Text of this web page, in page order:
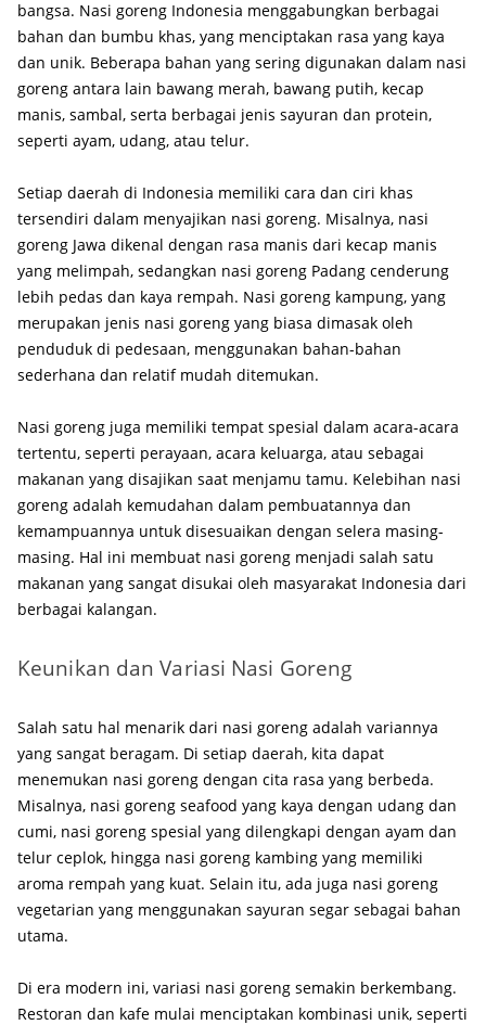
bangsa. Nasi goreng Indonesia menggabungkan berbagai
bahan dan bumbu khas, yang menciptakan rasa yang kaya
dan unik. Beberapa bahan yang sering digunakan dalam nasi
goreng antara lain bawang merah, bawang putih, kecap
manis, sambal, serta berbagai jenis sayuran dan protein,
seperti ayam, udang, atau telur.
Setiap daerah di Indonesia memiliki cara dan ciri khas
tersendiri dalam menyajikan nasi goreng. Misalnya, nasi
goreng Jawa dikenal dengan rasa manis dari kecap manis
yang melimpah, sedangkan nasi goreng Padang cenderung
lebih pedas dan kaya rempah. Nasi goreng kampung, yang
merupakan jenis nasi goreng yang biasa dimasak oleh
penduduk di pedesaan, menggunakan bahan-bahan
sederhana dan relatif mudah ditemukan.
Nasi goreng juga memiliki tempat spesial dalam acara-acara
tertentu, seperti perayaan, acara keluarga, atau sebagai
makanan yang disajikan saat menjamu tamu. Kelebihan nasi
goreng adalah kemudahan dalam pembuatannya dan
kemampuannya untuk disesuaikan dengan selera masing-
masing. Hal ini membuat nasi goreng menjadi salah satu
makanan yang sangat disukai oleh masyarakat Indonesia dari
berbagai kalangan.
Keunikan dan Variasi Nasi Goreng
Salah satu hal menarik dari nasi goreng adalah variannya
yang sangat beragam. Di setiap daerah, kita dapat
menemukan nasi goreng dengan cita rasa yang berbeda.
Misalnya, nasi goreng seafood yang kaya dengan udang dan
cumi, nasi goreng spesial yang dilengkapi dengan ayam dan
telur ceplok, hingga nasi goreng kambing yang memiliki
aroma rempah yang kuat. Selain itu, ada juga nasi goreng
vegetarian yang menggunakan sayuran segar sebagai bahan
utama.
Di era modern ini, variasi nasi goreng semakin berkembang.
Restoran dan kafe mulai menciptakan kombinasi unik, seperti